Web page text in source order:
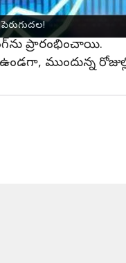
వద్ద కొనసాగుతోంది.
లార్సెన్ అండ్
ప్రారంభించాయి.
ముందున్న